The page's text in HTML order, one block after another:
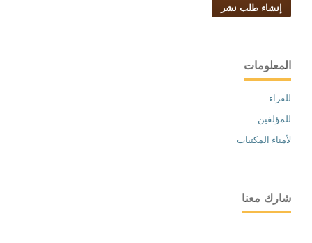
إنشاء طلب نشر
المعلومات
للقراء
للمؤلفين
لأمناء المكتبات
شارك معنا